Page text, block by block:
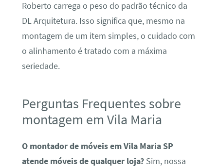
Roberto carrega o peso do padrão técnico da
DL Arquitetura. Isso significa que, mesmo na
montagem de um item simples, o cuidado com
o alinhamento é tratado com a máxima
seriedade.
Perguntas Frequentes sobre
montagem em Vila Maria
O montador de móveis em Vila Maria SP
atende móveis de qualquer loja?Sim, nossa